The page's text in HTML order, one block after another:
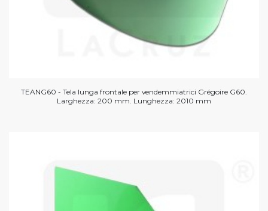
TEANG60 - Tela lunga frontale per vendemmiatrici Grégoire G60.
Larghezza: 200 mm. Lunghezza: 2010 mm